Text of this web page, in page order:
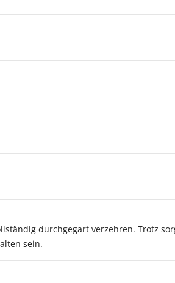
durchgegart verzehren. Trotz
sein.